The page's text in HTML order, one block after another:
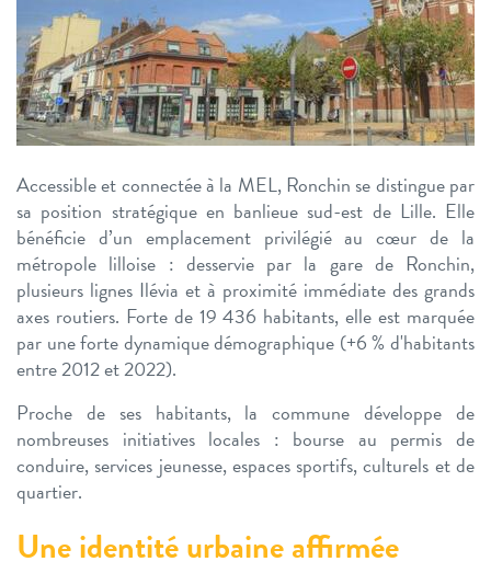
Accessible et connectée à la MEL, Ronchin se distingue par
sa position stratégique en banlieue sud-est de Lille. Elle
bénéficie d’un emplacement privilégié au cœur de la
métropole lilloise : desservie par la gare de Ronchin,
plusieurs lignes Ilévia et à proximité immédiate des grands
axes routiers. Forte de 19 436 habitants, elle est marquée
par une forte dynamique démographique (+6 % d'habitants
entre 2012 et 2022).
Proche de ses habitants, la commune développe de
nombreuses initiatives locales : bourse au permis de
conduire, services jeunesse, espaces sportifs, culturels et de
quartier.
Une identité urbaine affirmée